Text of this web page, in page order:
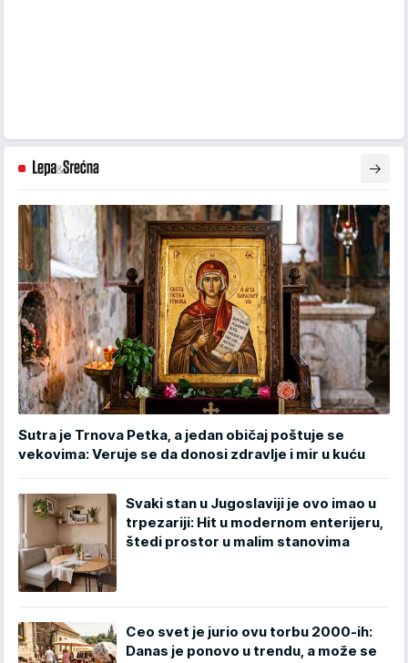
Sutra je Trnova Petka, a jedan običaj poštuje se
vekovima: Veruje se da donosi zdravlje i mir u kuću
Svaki stan u Jugoslaviji je ovo imao u
trpezariji: Hit u modernom enterijeru,
štedi prostor u malim stanovima
Ceo svet je jurio ovu torbu 2000-ih:
Danas je ponovo u trendu, a može se